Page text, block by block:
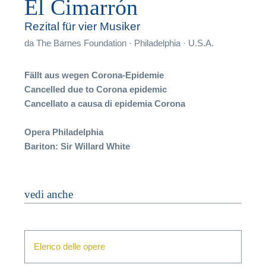
El Cimarrón
Rezital für vier Musiker
daThe Barnes Foundation · Philadelphia · U.S.A.
Fällt aus wegen Corona-Epidemie
Cancelled due to Corona epidemic
Cancellato a causa di epidemia Corona
Opera Philadelphia
Bariton: Sir Willard White
vedi anche
Elenco delle opere